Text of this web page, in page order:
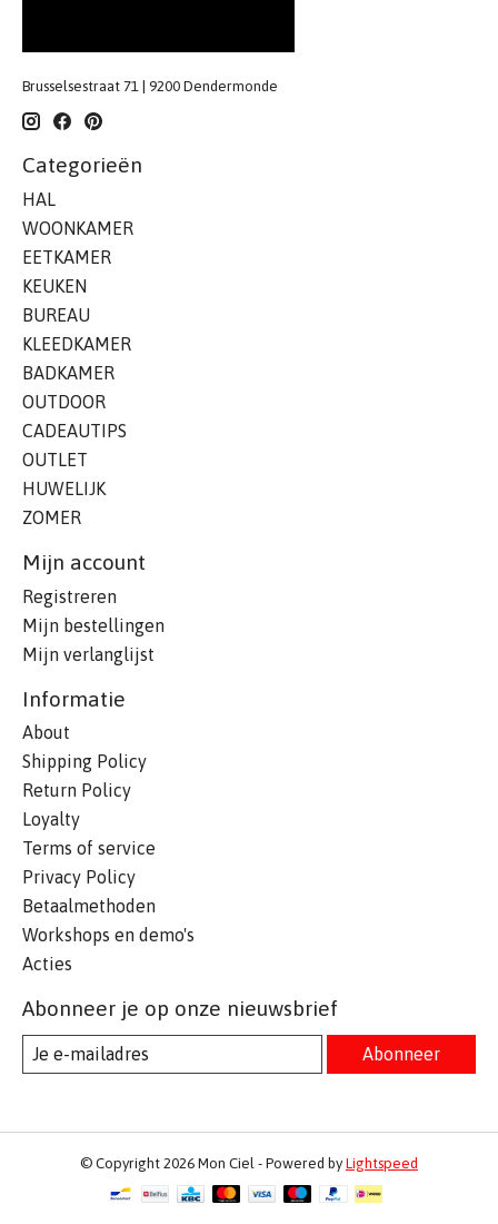
Brusselsestraat 71 | 9200 Dendermonde
Categorieën
HAL
WOONKAMER
EETKAMER
KEUKEN
BUREAU
KLEEDKAMER
BADKAMER
OUTDOOR
CADEAUTIPS
OUTLET
HUWELIJK
ZOMER
Mijn account
Registreren
Mijn bestellingen
Mijn verlanglijst
Informatie
About
Shipping Policy
Return Policy
Loyalty
Terms of service
Privacy Policy
Betaalmethoden
Workshops en demo's
Acties
Abonneer je op onze nieuwsbrief
Abonneer
© Copyright 2026 Mon Ciel - Powered by Lightspeed